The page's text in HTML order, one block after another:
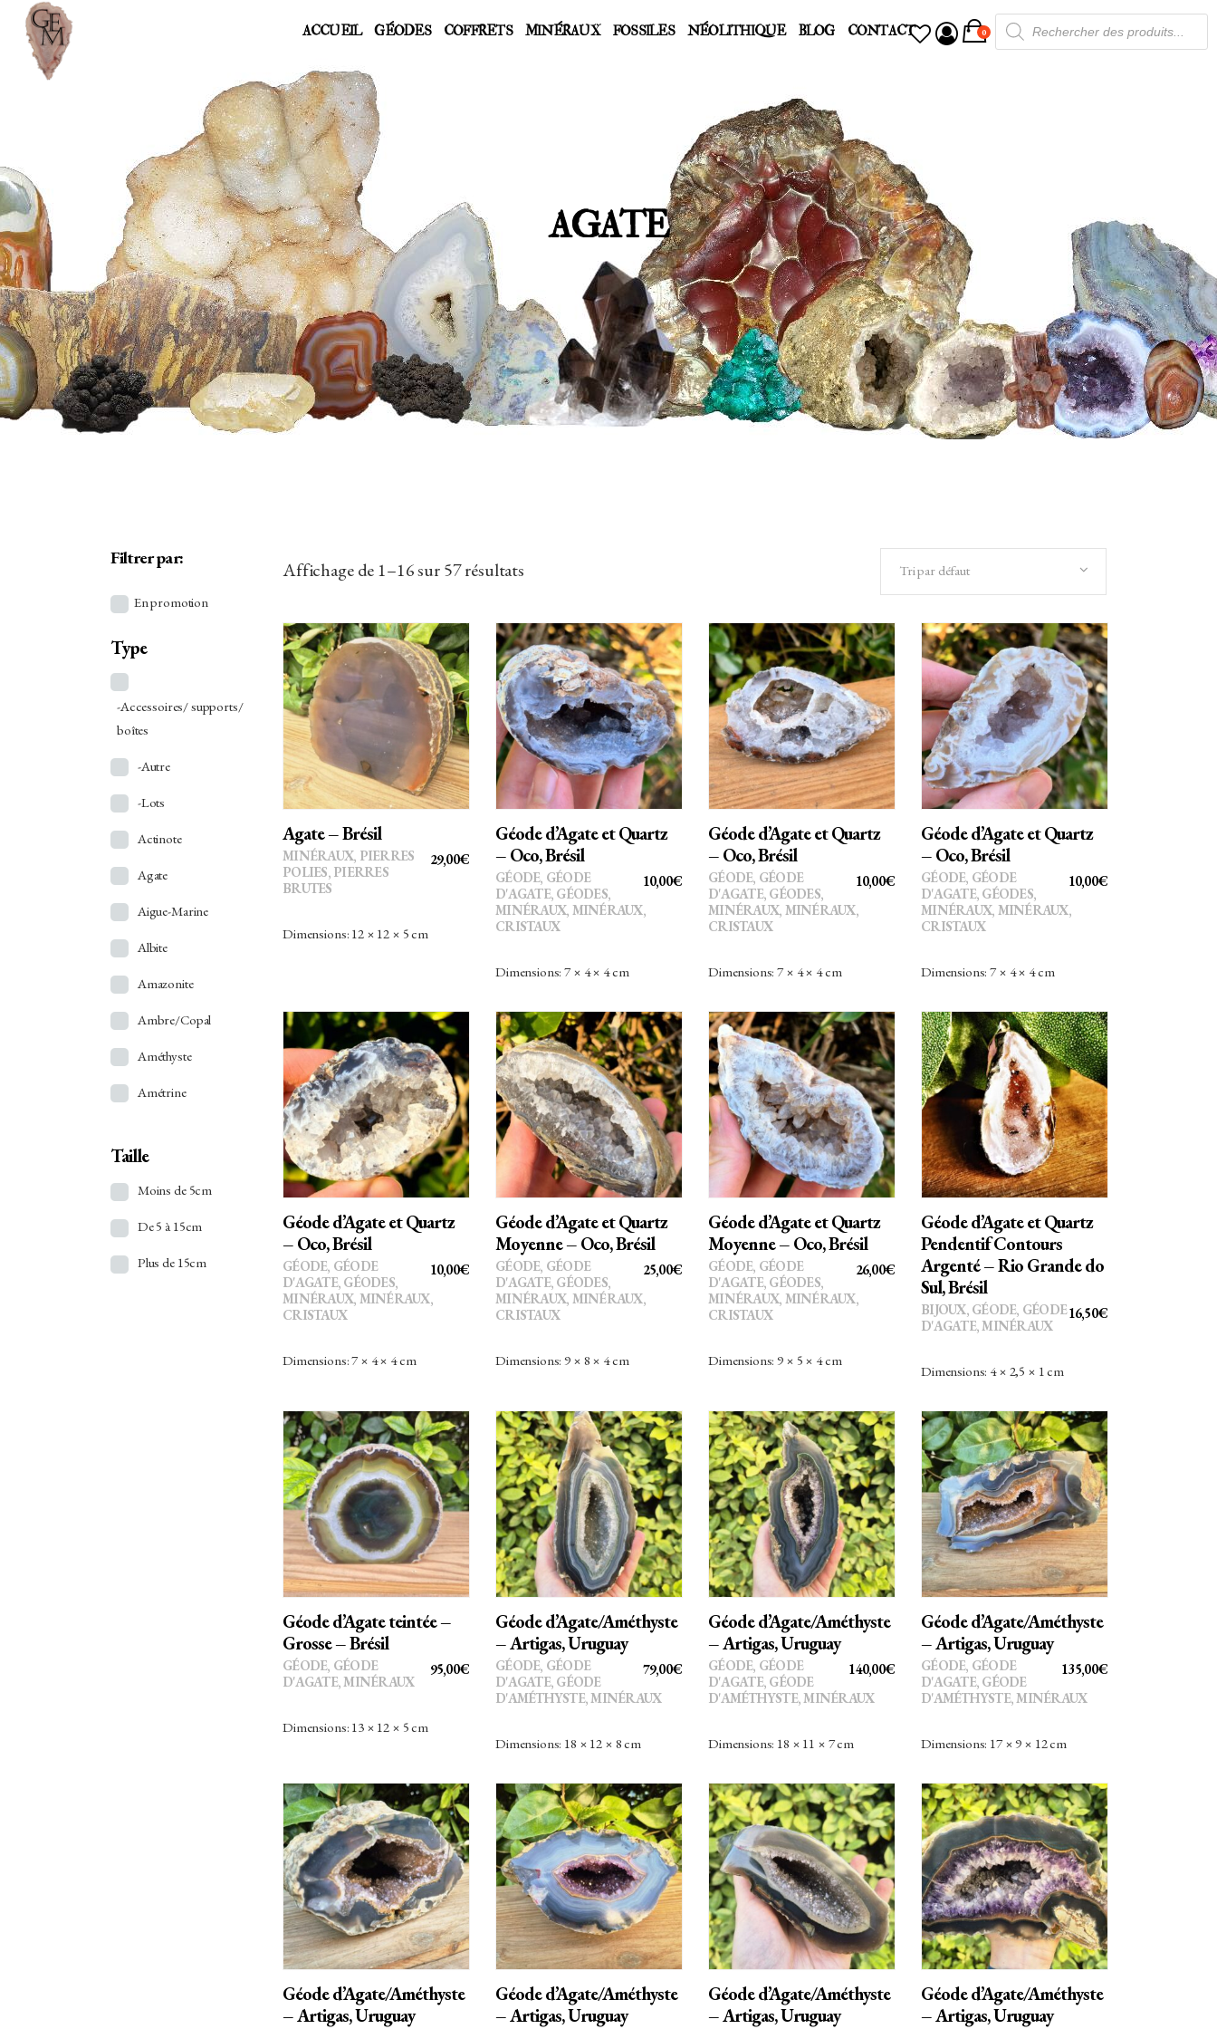
ACCUEIL GÉODES COFFRETS MINÉRAUX FOSSILES NÉOLITHIQUE BLOG CONTACT 0
Recherche
de
produits
AGATE
Affichage de 1–16 sur 57 résultats Tri par défaut
AJOUTER AU
PANIER
Agate – Brésil
29,00€
MINÉRAUX, PIERRES
POLIES, PIERRES
BRUTES
Dimensions: 12 × 12 × 5 cm
AJOUTER AU
PANIER
Géode d’Agate et Quartz
– Oco, Brésil
10,00€
GÉODE, GÉODE
D'AGATE, GÉODES,
MINÉRAUX, MINÉRAUX,
CRISTAUX
Dimensions: 7 × 4 × 4 cm
AJOUTER AU
PANIER
Géode d’Agate et Quartz
– Oco, Brésil
10,00€
GÉODE, GÉODE
D'AGATE, GÉODES,
MINÉRAUX, MINÉRAUX,
CRISTAUX
Dimensions: 7 × 4 × 4 cm
AJOUTER AU
PANIER
Géode d’Agate et Quartz
– Oco, Brésil
10,00€
GÉODE, GÉODE
D'AGATE, GÉODES,
MINÉRAUX, MINÉRAUX,
CRISTAUX
Dimensions: 7 × 4 × 4 cm
AJOUTER AU
PANIER
Géode d’Agate et Quartz
– Oco, Brésil
10,00€
GÉODE, GÉODE
D'AGATE, GÉODES,
MINÉRAUX, MINÉRAUX,
CRISTAUX
Dimensions: 7 × 4 × 4 cm
AJOUTER AU
PANIER
Géode d’Agate et Quartz
Moyenne – Oco, Brésil
25,00€
GÉODE, GÉODE
D'AGATE, GÉODES,
MINÉRAUX, MINÉRAUX,
CRISTAUX
Dimensions: 9 × 8 × 4 cm
AJOUTER AU
PANIER
Géode d’Agate et Quartz
Moyenne – Oco, Brésil
26,00€
GÉODE, GÉODE
D'AGATE, GÉODES,
MINÉRAUX, MINÉRAUX,
CRISTAUX
Dimensions: 9 × 5 × 4 cm
AJOUTER AU
PANIER
Géode d’Agate et Quartz
Pendentif Contours
Argenté – Rio Grande do
Sul, Brésil
16,50€
BIJOUX, GÉODE, GÉODE
D'AGATE,MINÉRAUX
Dimensions: 4 × 2,5 × 1 cm
AJOUTER AU
PANIER
Géode d’Agate teintée –
Grosse – Brésil
95,00€
GÉODE, GÉODE
D'AGATE,MINÉRAUX
Dimensions: 13 × 12 × 5 cm
AJOUTER AU
PANIER
Géode d’Agate/Améthyste
– Artigas, Uruguay
79,00€
GÉODE, GÉODE
D'AGATE, GÉODE
D'AMÉTHYSTE,MINÉRAUX
Dimensions: 18 × 12 × 8 cm
AJOUTER AU
PANIER
Géode d’Agate/Améthyste
– Artigas, Uruguay
140,00€
GÉODE, GÉODE
D'AGATE, GÉODE
D'AMÉTHYSTE,MINÉRAUX
Dimensions: 18 × 11 × 7 cm
AJOUTER AU
PANIER
Géode d’Agate/Améthyste
– Artigas, Uruguay
135,00€
GÉODE, GÉODE
D'AGATE, GÉODE
D'AMÉTHYSTE,MINÉRAUX
Dimensions: 17 × 9 × 12 cm
AJOUTER AU
PANIER
Géode d’Agate/Améthyste
– Artigas, Uruguay
AJOUTER AU
PANIER
Géode d’Agate/Améthyste
– Artigas, Uruguay
AJOUTER AU
PANIER
Géode d’Agate/Améthyste
– Artigas, Uruguay
AJOUTER AU
PANIER
Géode d’Agate/Améthyste
– Artigas, Uruguay
Filtrer par:
En promotion
Type
-Accessoires/ supports/
boîtes
-Autre
-Lots
Actinote
Agate
Aigue-Marine
Albite
Amazonite
Ambre/Copal
Améthyste
Amétrine
Ankérite
Apatite
Apophyllite
Aragonite
Taille
Moins de 5cm
De 5 à 15cm
Plus de 15cm